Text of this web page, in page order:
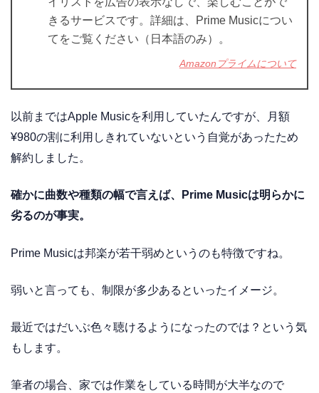
きるサービスです。詳細は、Prime Musicについ
てをご覧ください（日本語のみ）。
Amazonプライムについて
以前まではApple Musicを利用していたんですが、月額
¥980の割に利用しきれていないという自覚があったため
解約しました。
確かに曲数や種類の幅で言えば、Prime Musicは明らかに
劣るのが事実。
Prime Musicは邦楽が若干弱めというのも特徴ですね。
弱いと言っても、制限が多少あるといったイメージ。
最近ではだいぶ色々聴けるようになったのでは？という気
もします。
筆者の場合、家では作業をしている時間が大半なので